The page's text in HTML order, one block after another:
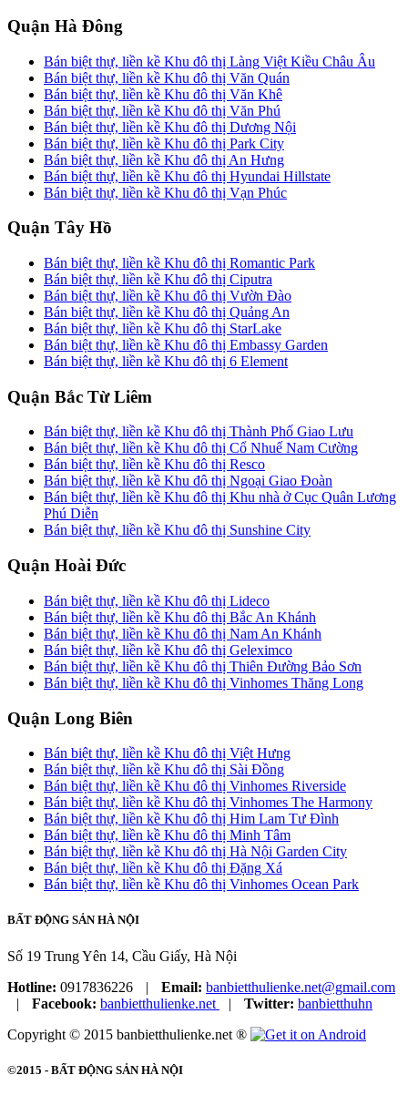
Quận Hà Đông
Bán biệt thự, liền kề Khu đô thị Làng Việt Kiều Châu Âu
Bán biệt thự, liền kề Khu đô thị Văn Quán
Bán biệt thự, liền kề Khu đô thị Văn Khê
Bán biệt thự, liền kề Khu đô thị Văn Phú
Bán biệt thự, liền kề Khu đô thị Dương Nội
Bán biệt thự, liền kề Khu đô thị Park City
Bán biệt thự, liền kề Khu đô thị An Hưng
Bán biệt thự, liền kề Khu đô thị Hyundai Hillstate
Bán biệt thự, liền kề Khu đô thị Vạn Phúc
Quận Tây Hồ
Bán biệt thự, liền kề Khu đô thị Romantic Park
Bán biệt thự, liền kề Khu đô thị Ciputra
Bán biệt thự, liền kề Khu đô thị Vườn Đào
Bán biệt thự, liền kề Khu đô thị Quảng An
Bán biệt thự, liền kề Khu đô thị StarLake
Bán biệt thự, liền kề Khu đô thị Embassy Garden
Bán biệt thự, liền kề Khu đô thị 6 Element
Quận Bắc Từ Liêm
Bán biệt thự, liền kề Khu đô thị Thành Phố Giao Lưu
Bán biệt thự, liền kề Khu đô thị Cổ Nhuế Nam Cường
Bán biệt thự, liền kề Khu đô thị Resco
Bán biệt thự, liền kề Khu đô thị Ngoại Giao Đoàn
Bán biệt thự, liền kề Khu đô thị Khu nhà ở Cục Quân Lương
Phú Diễn
Bán biệt thự, liền kề Khu đô thị Sunshine City
Quận Hoài Đức
Bán biệt thự, liền kề Khu đô thị Lideco
Bán biệt thự, liền kề Khu đô thị Bắc An Khánh
Bán biệt thự, liền kề Khu đô thị Nam An Khánh
Bán biệt thự, liền kề Khu đô thị Geleximco
Bán biệt thự, liền kề Khu đô thị Thiên Đường Bảo Sơn
Bán biệt thự, liền kề Khu đô thị Vinhomes Thăng Long
Quận Long Biên
Bán biệt thự, liền kề Khu đô thị Việt Hưng
Bán biệt thự, liền kề Khu đô thị Sài Đồng
Bán biệt thự, liền kề Khu đô thị Vinhomes Riverside
Bán biệt thự, liền kề Khu đô thị Vinhomes The Harmony
Bán biệt thự, liền kề Khu đô thị Him Lam Tư Đình
Bán biệt thự, liền kề Khu đô thị Minh Tâm
Bán biệt thự, liền kề Khu đô thị Hà Nội Garden City
Bán biệt thự, liền kề Khu đô thị Đặng Xá
Bán biệt thự, liền kề Khu đô thị Vinhomes Ocean Park
BẤT ĐỘNG SẢN HÀ NỘI
Số 19 Trung Yên 14, Cầu Giấy, Hà Nội
Hotline: 0917836226 | Email: banbietthulienke.net@gmail.com
|
Facebook: banbietthulienke.net | Twitter: banbietthuhn
Copyright © 2015 banbietthulienke.net ®
©2015 - BẤT ĐỘNG SẢN HÀ NỘI